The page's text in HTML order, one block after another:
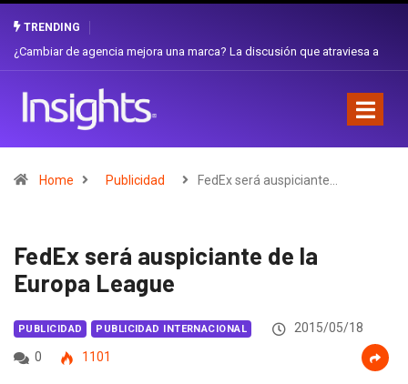
TRENDING
Gabriela Herrera y el arte de cambiarse el sombrero en Corporación
Home Publicidad FedEx será auspiciante…
FedEx será auspiciante de la
Europa League
PUBLICIDAD PUBLICIDAD INTERNACIONAL
2015/05/18
0
1101